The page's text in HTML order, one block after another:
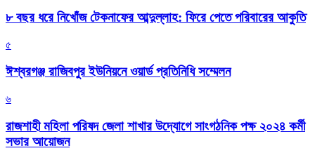
৮ বছর ধরে নিখোঁজ টেকনাফের আব্দুল্লাহ: ফিরে পেতে পরিবারের আকুতি
৫
ঈশ্বরগঞ্জ রাজিবপুর ইউনিয়নে ওয়ার্ড প্রতিনিধি সম্মেলন
৬
রাজশাহী মহিলা পরিষদ জেলা শাখার উদ্যোগে সাংগঠনিক পক্ষ ২০২৪ কর্মী
সভার আয়োজন